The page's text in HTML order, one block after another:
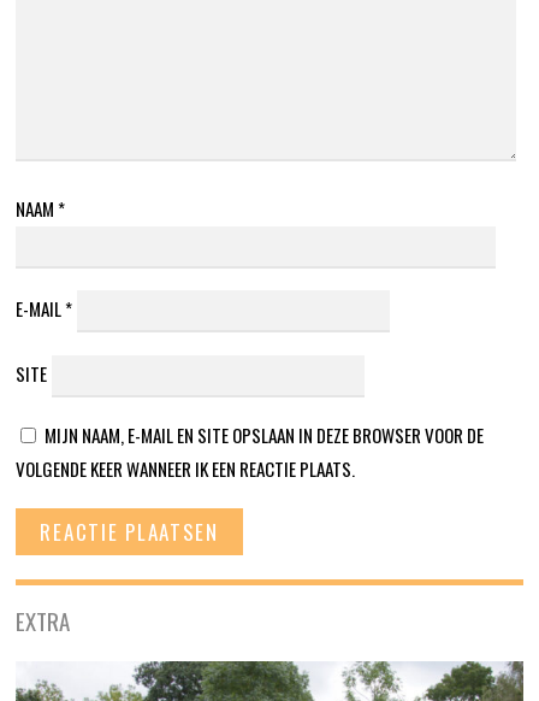
NAAM *
E-MAIL*
SITE
MIJN NAAM, E-MAIL EN SITE OPSLAAN IN DEZE BROWSER VOOR DE
VOLGENDE KEER WANNEER IK EEN REACTIE PLAATS.
EXTRA